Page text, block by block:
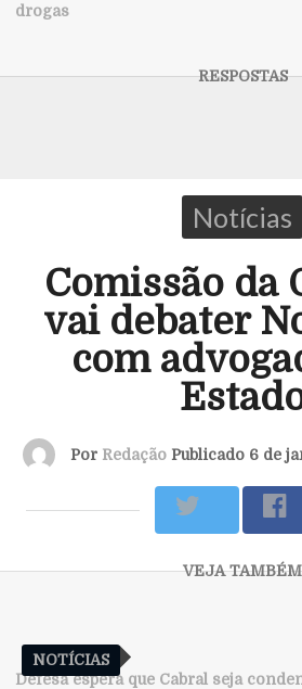
drogas
Notícias
Comissão da
vai debater
com
Por Redação Publicado 6 de
NOTÍCIAS
Defesa espera que Cabral seja